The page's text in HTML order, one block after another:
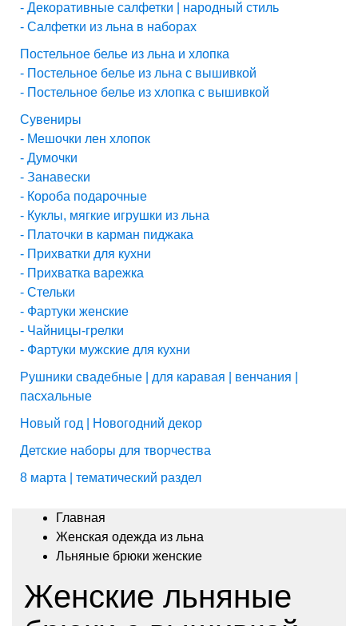
- Декоративные салфетки | народный стиль
- Салфетки из льна в наборах
Постельное белье из льна и хлопка
- Постельное белье из льна с вышивкой
- Постельное белье из хлопка с вышивкой
Сувениры
- Мешочки лен хлопок
- Думочки
- Занавески
- Короба подарочные
- Куклы, мягкие игрушки из льна
- Платочки в карман пиджака
- Прихватки для кухни
- Прихватка варежка
- Стельки
- Фартуки женские
- Чайницы-грелки
- Фартуки мужские для кухни
Рушники свадебные | для каравая | венчания |
пасхальные
Новый год | Новогодний декор
Детские наборы для творчества
8 марта | тематический раздел
Главная
Женская одежда из льна
Льняные брюки женские
Женские льняные